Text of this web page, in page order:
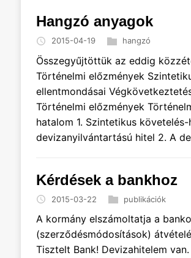
Hangzó anyagok
2015-04-19 hangzó
Összegyűjtöttük az eddig
Történelmi előzmények
ellentmondásai
Történelmi előzmények
hatalom 1. Szintetikus
devizanyilvántartású hitel 2. A
Kérdések a bankhoz
2015-03-22 publikációk
A kormány elszámoltatja a
(szerződésmódosítások)
Tisztelt Bank! Devizahitelem